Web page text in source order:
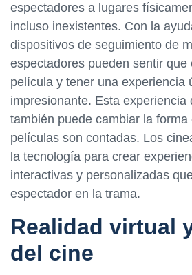
espectadores a lugares
incluso inexistentes. Con la
dispositivos de seguimiento de
espectadores pueden sentir que
película y tener una experiencia
impresionante. Esta experiencia
también puede cambiar la forma
películas son contadas. Los
la tecnología para crear
interactivas y personalizadas
espectador en la trama.
Realidad virtual
del cine